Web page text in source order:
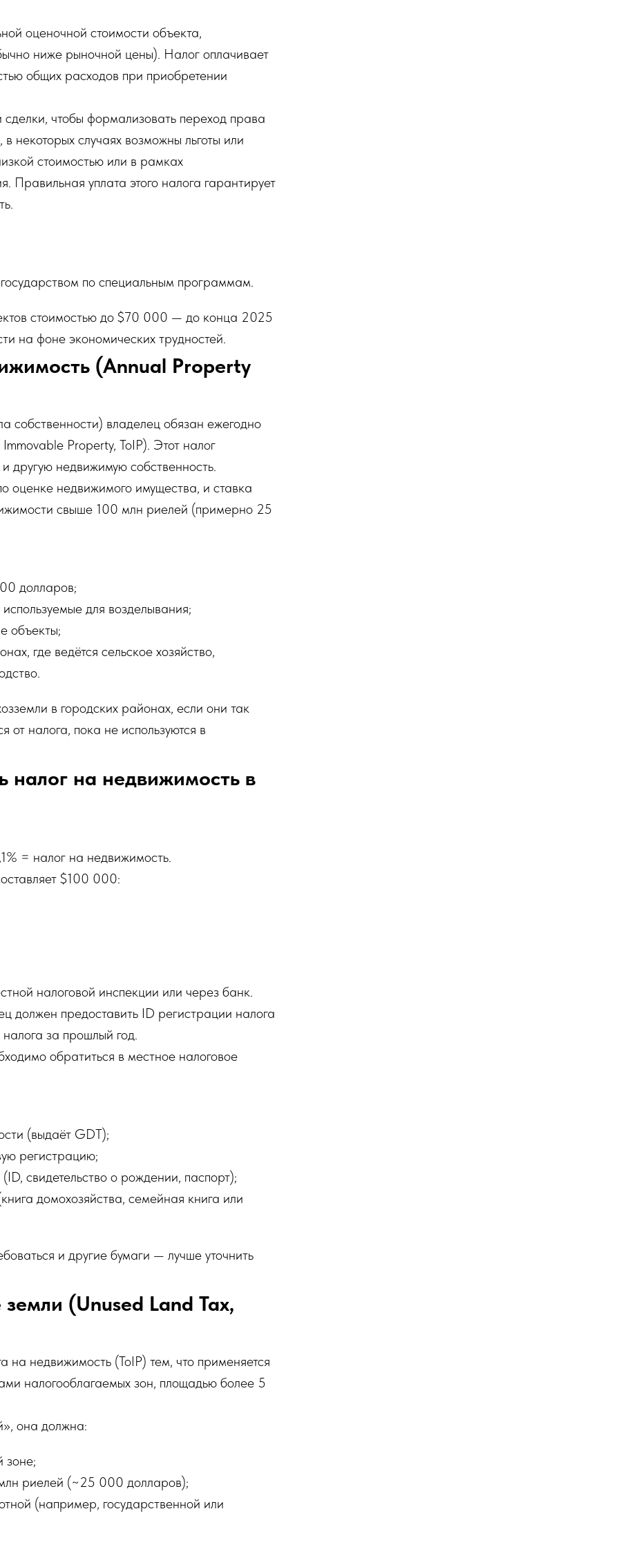
оценочной стоимости объекта,
ниже рыночной цены). Налог оплачивает
общих расходов при приобретении
чтобы формализовать переход права
некоторых случаях возможны льготы или
стоимостью или в рамках
Правильная уплата этого налога гарантирует
по специальным программам.
стоимостью до $70 000 — до конца 2025
на фоне экономических трудностей.
(Annual Property
собственности) владелец обязан ежегодно
Property, ToIP). Этот налог
другую недвижимую собственность.
оценке недвижимого имущества, и ставка
свыше 100 млн риелей (примерно 25
долларов;
для возделывания;
объекты;
где ведётся сельское хозяйство,
в городских районах, если они так
от налога, пока не используются в
налог на недвижимость в
= налог на недвижимость.
$100 000:
налоговой инспекции или через банк.
должен предоставить ID регистрации налога
за прошлый год.
обратиться в местное налоговое
(выдаёт GDT);
регистрацию;
свидетельство о рождении, паспорт);
домохозяйства, семейная книга или
и другие бумаги — лучше уточнить
(Unused Land Tax,
на недвижимость (ToIP) тем, что применяется
налогооблагаемых зон, площадью более 5
она должна:
зоне;
риелей (~25 000 долларов);
(например, государственной или